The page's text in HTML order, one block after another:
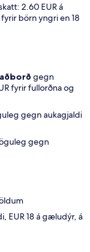
2.60 EUR á
börn yngri en 18
gegn
fyrir fullorðna og
gegn aukagjaldi
gegn
EUR 18 á gæludýr, á